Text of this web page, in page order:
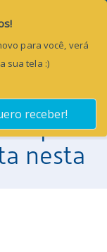
nesta